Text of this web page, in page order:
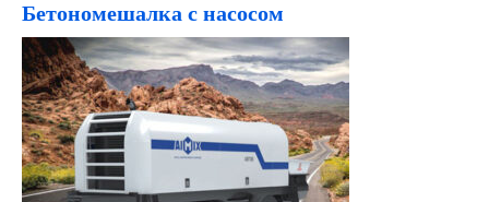
Бетономешалка с насосом